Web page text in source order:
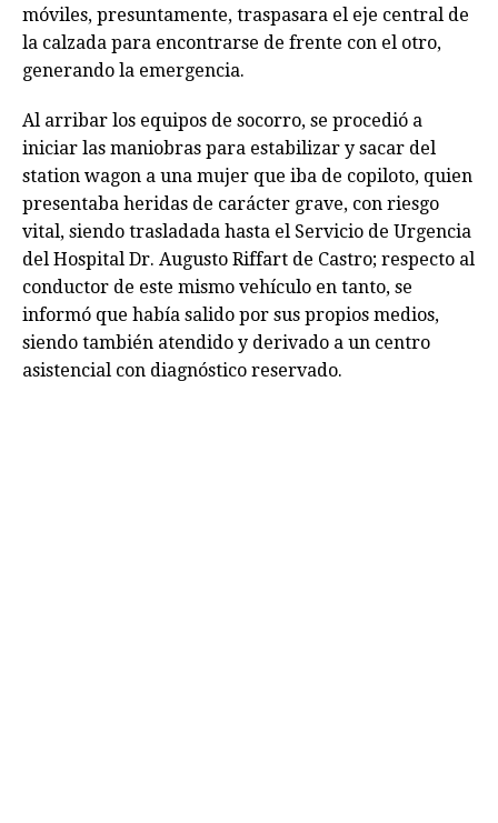
móviles, presuntamente, traspasara el eje central de
la calzada para encontrarse de frente con el otro,
generando la emergencia.
Al arribar los equipos de socorro, se procedió a
iniciar las maniobras para estabilizar y sacar del
station wagon a una mujer que iba de copiloto, quien
presentaba heridas de carácter grave, con riesgo
vital, siendo trasladada hasta el Servicio de Urgencia
del Hospital Dr. Augusto Riffart de Castro; respecto al
conductor de este mismo vehículo en tanto, se
informó que había salido por sus propios medios,
siendo también atendido y derivado a un centro
asistencial con diagnóstico reservado.